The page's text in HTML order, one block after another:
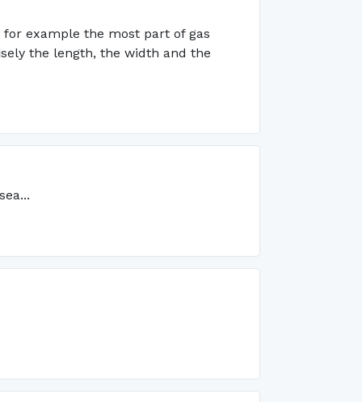
example the most part of gas
the length, the width and the